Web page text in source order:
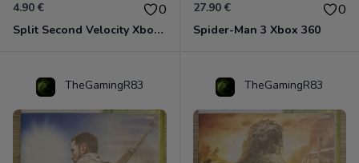
4.90 € 0
Split Second Velocity Xbox 360
27.90 € 0
Spider-Man 3 Xbox 360
TheGamingR83 TheGamingR83